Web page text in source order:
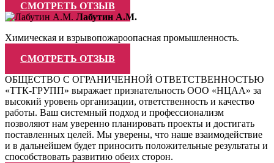
СМОТРЕТЬ ОТЗЫВ
Лабутин А.М.
Химическая и взрывопожароопасная промышленность.
СМОТРЕТЬ ОТЗЫВ
ОБЩЕСТВО С ОГРАНИЧЕННОЙ ОТВЕТСТВЕННОСТЬЮ
«ТТК-ГРУПП» выражает признательность ООО «НЦАА» за
высокий уровень организации, ответственность и качество
работы. Ваш системный подход и профессионализм
позволяют нам уверенно планировать проекты и достигать
поставленных целей. Мы уверены, что наше взаимодействие
и в дальнейшем будет приносить положительные результаты и
способствовать развитию обеих сторон.